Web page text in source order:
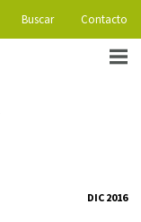
Buscar Contacto
DIC 2016